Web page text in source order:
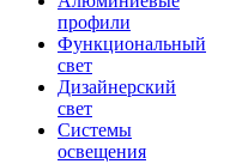
профили
Функциональный
свет
Дизайнерский
свет
Системы
освещения